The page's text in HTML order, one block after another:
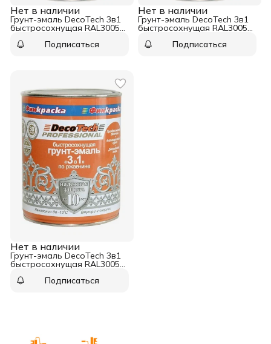
Нет в наличии
Грунт-эмаль DecoTech 3в1
быстросохнущая RAL3005
Подписаться
Нет в наличии
Грунт-эмаль DecoTech 3в1
быстросохнущая RAL3005
Подписаться
Нет в наличии
Грунт-эмаль DecoTech 3в1
быстросохнущая RAL3005
Подписаться